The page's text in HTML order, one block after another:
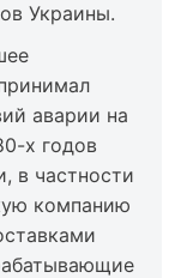
Украины.
аварии на
х годов
в частности
компанию